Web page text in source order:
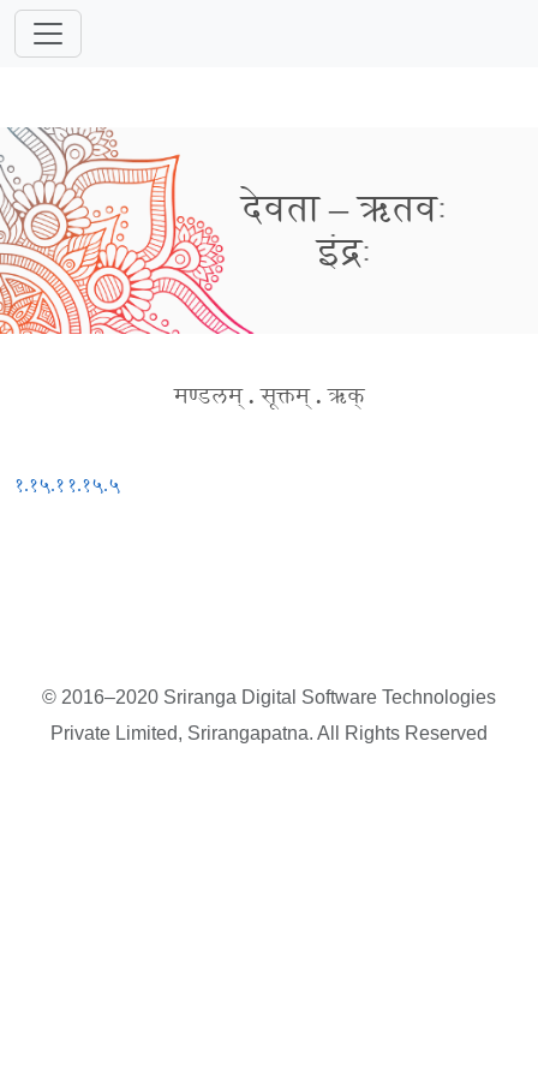
देवता – ऋतवः
इंद्रः
मण्डलम् . सूक्तम् . ऋक्
१.१५.१ १.१५.५
© 2016–2020 Sriranga Digital Software Technologies
Private Limited, Srirangapatna. All Rights Reserved